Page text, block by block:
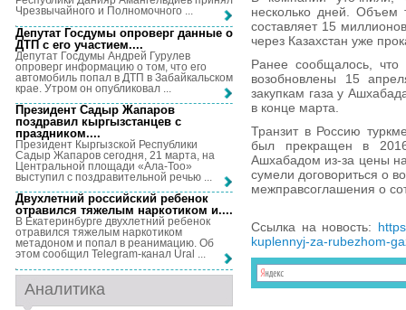
несколько дней. Объем
составляет 15
через Казахстан уже
Ранее сообщалось,
возобновлены 15
закупкам газа у
в конце марта.
Транзит в Россию
был прекращен в
Ашхабадом из-за цены
сумели договориться о
межправсоглашения о
Ссылка на новость:
kuplennyj-za-rubezhom-
Чрезвычайного и Полномочного ...
Депутат Госдумы опроверг данные о
ДТП с его участием....
Депутат Госдумы Андрей Гурулев
опроверг информацию о том, что его
автомобиль попал в ДТП в Забайкальском
крае. Утром он опубликовал ...
Президент Садыр Жапаров
поздравил кыргызстанцев с
праздником....
Президент Кыргызской Республики
Садыр Жапаров сегодня, 21 марта, на
Центральной площади «Ала-Тоо»
выступил с поздравительной речью ...
Двухлетний российский ребенок
отравился тяжелым наркотиком и....
В Екатеринбурге двухлетний ребенок
отравился тяжелым наркотиком
метадоном и попал в реанимацию. Об
этом сообщил Telegram-канал Ural ...
Аналитика